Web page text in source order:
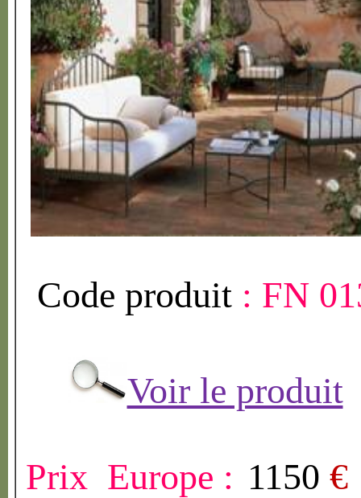
Code produit : FN
Voir le produit
Prix Europe : 1150 €